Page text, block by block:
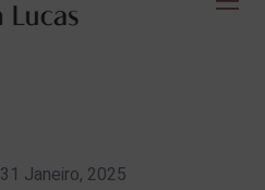
31 Janeiro, 2025